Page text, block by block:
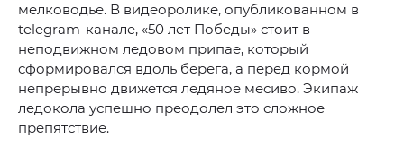
мелководье. В видеоролике, опубликованном в
telegram-канале, «50 лет Победы» стоит в
неподвижном ледовом припае, который
сформировался вдоль берега, а перед кормой
непрерывно движется ледяное месиво. Экипаж
ледокола успешно преодолел это сложное
препятствие.